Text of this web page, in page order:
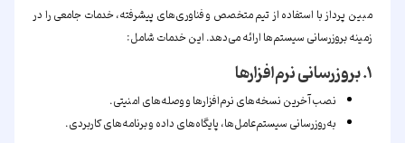
مبین پرداز با استفاده از تیم متخصص و فناوری‌های پیشرفته، خدمات جامعی را در
زمینه بروزرسانی سیستم‌ها ارائه می‌دهد. این خدمات شامل:
۱. بروزرسانی نرم‌افزارها
نصب آخرین نسخه‌های نرم‌افزارها و وصله‌های امنیتی.
به‌روزرسانی سیستم‌عامل‌ها، پایگاه‌های داده و برنامه‌های کاربردی.